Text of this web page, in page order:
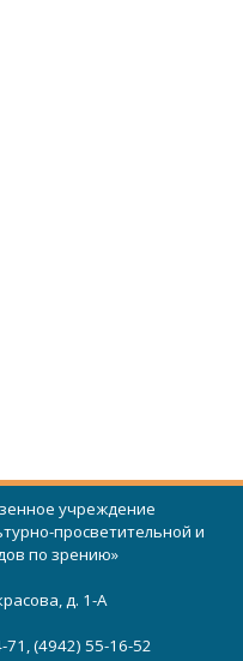
учреждение
просветительной и
по зрению»
д. 1-А
71, (4942) 55-16-52